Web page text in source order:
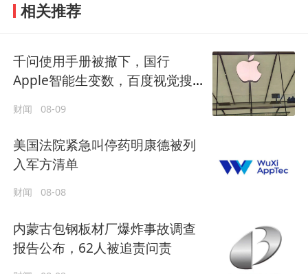
相关推荐
千问使用手册被撤下，国行
Apple智能生变数，百度视觉搜
财闻 08-09
美国法院紧急叫停药明康德被列
入军方清单
财闻 08-08
内蒙古包钢板材厂爆炸事故调查
报告公布，62人被追责问责